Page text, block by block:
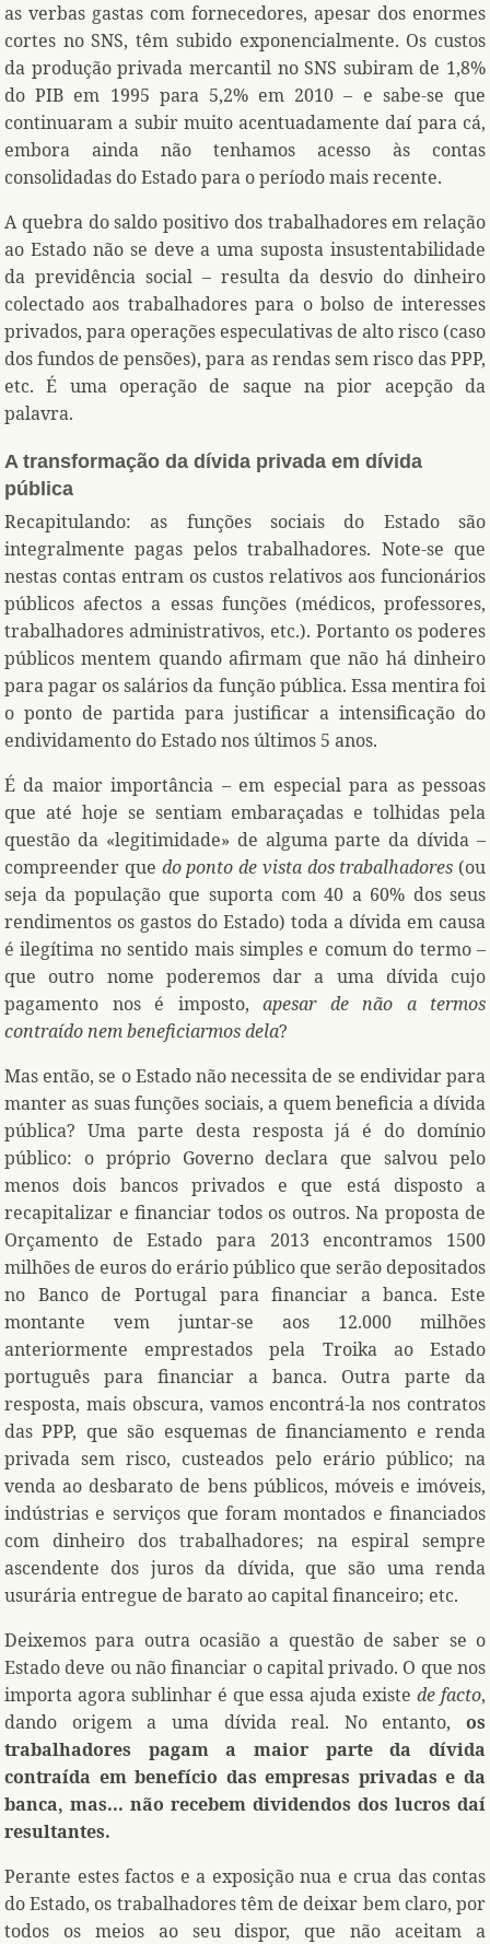
as verbas gastas com fornecedores, apesar dos enormes
cortes no SNS, têm subido exponencialmente. Os custos
da produção privada mercantil no SNS subiram de 1,8%
do PIB em 1995 para 5,2% em 2010 – e sabe-se que
continuaram a subir muito acentuadamente daí para cá,
embora ainda não tenhamos acesso às contas
consolidadas do Estado para o período mais recente.
A quebra do saldo positivo dos trabalhadores em relação
ao Estado não se deve a uma suposta insustentabilidade
da previdência social – resulta da desvio do dinheiro
colectado aos trabalhadores para o bolso de interesses
privados, para operações especulativas de alto risco (caso
dos fundos de pensões), para as rendas sem risco das PPP,
etc. É uma operação de saque na pior acepção da
palavra.
A transformação da dívida privada em dívida
pública
Recapitulando: as funções sociais do Estado são
integralmente pagas pelos trabalhadores. Note-se que
nestas contas entram os custos relativos aos funcionários
públicos afectos a essas funções (médicos, professores,
trabalhadores administrativos, etc.). Portanto os poderes
públicos mentem quando afirmam que não há dinheiro
para pagar os salários da função pública. Essa mentira foi
o ponto de partida para justificar a intensificação do
endividamento do Estado nos últimos 5 anos.
É da maior importância – em especial para as pessoas
que até hoje se sentiam embaraçadas e tolhidas pela
questão da «legitimidade» de alguma parte da dívida –
compreender que do ponto de vista dos trabalhadores (ou
seja da população que suporta com 40 a 60% dos seus
rendimentos os gastos do Estado) toda a dívida em causa
é ilegítima no sentido mais simples e comum do termo –
que outro nome poderemos dar a uma dívida cujo
pagamento nos é imposto, apesar de não a termos
contraído nem beneficiarmos dela?
Mas então, se o Estado não necessita de se endividar para
manter as suas funções sociais, a quem beneficia a dívida
pública? Uma parte desta resposta já é do domínio
público: o próprio Governo declara que salvou pelo
menos dois bancos privados e que está disposto a
recapitalizar e financiar todos os outros. Na proposta de
Orçamento de Estado para 2013 encontramos 1500
milhões de euros do erário público que serão depositados
no Banco de Portugal para financiar a banca. Este
montante vem juntar-se aos 12.000 milhões
anteriormente emprestados pela Troika ao Estado
português para financiar a banca. Outra parte da
resposta, mais obscura, vamos encontrá-la nos contratos
das PPP, que são esquemas de financiamento e renda
privada sem risco, custeados pelo erário público; na
venda ao desbarato de bens públicos, móveis e imóveis,
indústrias e serviços que foram montados e financiados
com dinheiro dos trabalhadores; na espiral sempre
ascendente dos juros da dívida, que são uma renda
usurária entregue de barato ao capital financeiro; etc.
Deixemos para outra ocasião a questão de saber se o
Estado deve ou não financiar o capital privado. O que nos
importa agora sublinhar é que essa ajuda existede facto,
dando origem a uma dívida real. No entanto, os
trabalhadores pagam a maior parte da dívida
contraída em benefício das empresas privadas e da
banca, mas... não recebem dividendos dos lucros daí
resultantes.
Perante estes factos e a exposição nua e crua das contas
do Estado, os trabalhadores têm de deixar bem claro, por
todos os meios ao seu dispor, que não aceitam a